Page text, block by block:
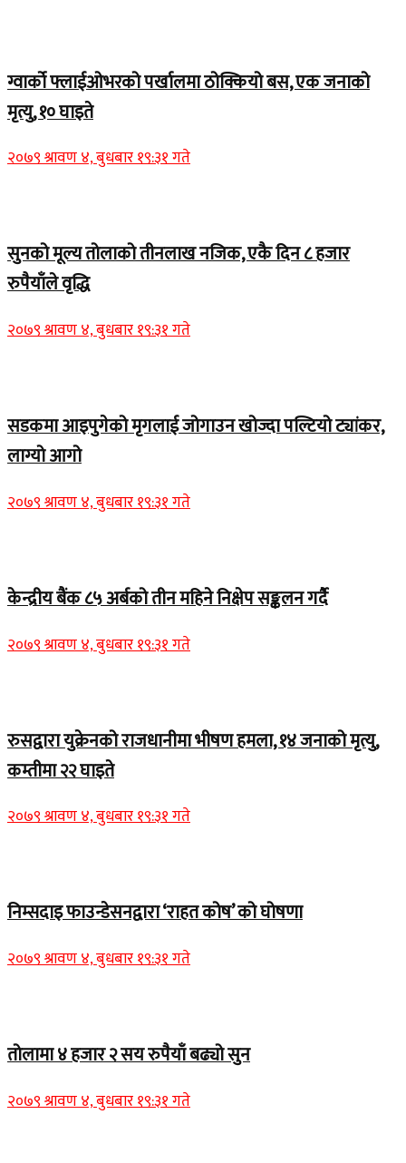
ग्वार्को फ्लाईओभरको पर्खालमा ठोक्कियो बस, एक जनाको
मृत्यु, १० घाइते
२०७९ श्रावण ४, बुधबार १९:३१ गते
सुनको मूल्य तोलाको तीनलाख नजिक, एकै दिन ८ हजार
रुपैयाँले वृद्धि
२०७९ श्रावण ४, बुधबार १९:३१ गते
सडकमा आइपुगेको मृगलाई जोगाउन खोज्दा पल्टियो ट्यांकर,
लाग्यो आगो
२०७९ श्रावण ४, बुधबार १९:३१ गते
केन्द्रीय बैंक ८५ अर्बको तीन महिने निक्षेप सङ्कलन गर्दै
२०७९ श्रावण ४, बुधबार १९:३१ गते
रुसद्वारा युक्रेनको राजधानीमा भीषण हमला, १४ जनाको मृत्यु,
कम्तीमा २२ घाइते
२०७९ श्रावण ४, बुधबार १९:३१ गते
निम्सदाइ फाउन्डेसनद्वारा ‘राहत कोष’ को घोषणा
२०७९ श्रावण ४, बुधबार १९:३१ गते
तोलामा ४ हजार २ सय रुपैयाँ बढ्यो सुन
२०७९ श्रावण ४, बुधबार १९:३१ गते